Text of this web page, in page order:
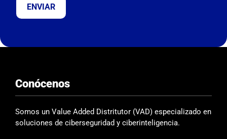
s
c
a
m
p
Conócenos
Somos un Value Added Distritutor (VAD) especializado en
soluciones de ciberseguridad y ciberinteligencia.